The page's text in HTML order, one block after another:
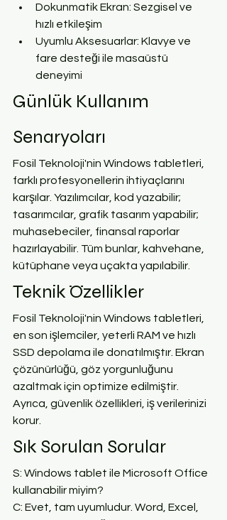
Dokunmatik Ekran: Sezgisel ve
hızlı etkileşim
Uyumlu Aksesuarlar: Klavye ve
fare desteği ile masaüstü
deneyimi
Günlük Kullanım
Senaryoları
Fosil Teknoloji'nin Windows tabletleri,
farklı profesyonellerin ihtiyaçlarını
karşılar. Yazılımcılar, kod yazabilir;
tasarımcılar, grafik tasarım yapabilir;
muhasebeciler, finansal raporlar
hazırlayabilir. Tüm bunlar, kahvehane,
kütüphane veya uçakta yapılabilir.
Teknik Özellikler
Fosil Teknoloji'nin Windows tabletleri,
en son işlemciler, yeterli RAM ve hızlı
SSD depolama ile donatılmıştır. Ekran
çözünürlüğü, göz yorgunluğunu
azaltmak için optimize edilmiştir.
Ayrıca, güvenlik özellikleri, iş verilerinizi
korur.
Sık Sorulan Sorular
S: Windows tablet ile Microsoft Office
kullanabilir miyim?
C: Evet, tam uyumludur. Word, Excel,